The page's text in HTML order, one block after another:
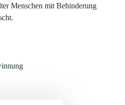
Menschen mit Behinderung